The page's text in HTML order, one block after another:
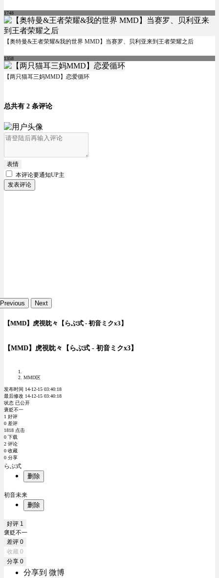
1748
【奥特曼&王者荣耀&我的世界 MMD】当赛罗、贝利亚来到王者荣耀之后
1358
【两只猫耳三妈MMD】恋爱循环
总共有 2 条评论
表情
本评论要通知UP主
发表评论
Previous Next
【MMD】虎視眈々【らぶ式 - 初音ミクx3】
【MMD】虎視眈々【らぶ式 - 初音ミクx3】
MMD区
发布时间 14-12-15 03:40:18
最后修改 14-12-15 03:40:18
状态 已公开
褒贬不一
1 好评
0 差评
1818 点击
0 下载
2 评论
0 收藏
0 分享
らぶ式
删除
初音未来
删除
好评 1
褒贬不一
差评 0
收藏 0
分享 0
分享到 微博